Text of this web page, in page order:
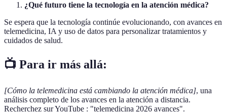
¿Qué futuro tiene la tecnología en la atención médica?
Se espera que la tecnología continúe evolucionando, con avances en
telemedicina, IA y uso de datos para personalizar tratamientos y
cuidados de salud.
📺 Para ir más allá:
[Cómo la telemedicina está cambiando la atención médica], una
análisis completo de los avances en la atención a distancia.
Recherchez sur YouTube : "telemedicina 2026 avances".